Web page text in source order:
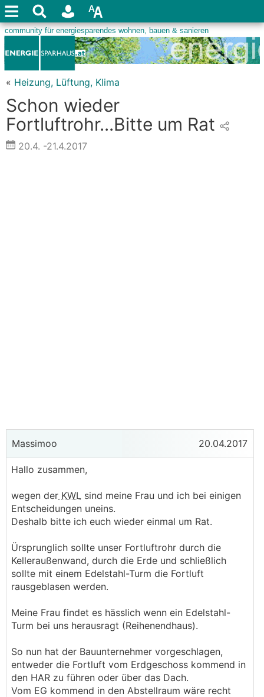
« Heizung, Lüftung, Klima
Schon wieder
Fortluftrohr...Bitte um Rat
20.4. -21.4.2017
Massimoo 20.04.2017
Hallo zusammen,
wegen der KWL sind meine Frau und ich bei einigen
Entscheidungen uneins.
Deshalb bitte ich euch wieder einmal um Rat.
Ürsprunglich sollte unser Fortluftrohr durch die
Kelleraußenwand, durch die Erde und schließlich
sollte mit einem Edelstahl-Turm die Fortluft
rausgeblasen werden.
Meine Frau findet es hässlich wenn ein Edelstahl-
Turm bei uns herausragt (Reihenendhaus).
So nun hat der Bauunternehmer vorgeschlagen,
entweder die Fortluft vom Erdgeschoss kommend in
den HAR zu führen oder über das Dach.
Vom EG kommend in den Abstellraum wäre recht